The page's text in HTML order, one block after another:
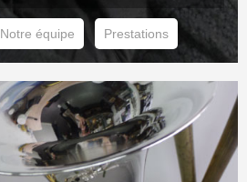
Notre équipe Prestations